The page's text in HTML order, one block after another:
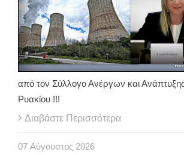
από τον Σύλλογο Ανέργων και
Ρυακίου !!!
Διαβάστε Περισσότερα
07 Αύγουστος 2026